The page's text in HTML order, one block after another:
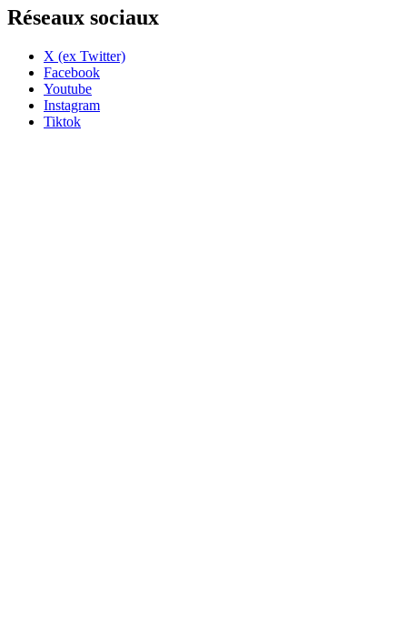
Réseaux sociaux
X (ex Twitter)
Facebook
Youtube
Instagram
Tiktok